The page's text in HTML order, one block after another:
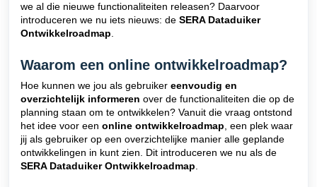
we al die nieuwe functionaliteiten releasen? Daarvoor
introduceren we nu iets nieuws: de SERA Dataduiker
Ontwikkelroadmap
Waarom een online ontwikkelroadmap?
Hoe kunnen we jou als gebruiker eenvoudig en
overzichtelijk informeren over de functionaliteiten die op de
planning staan om te ontwikkelen? Vanuit die vraag ontstond
het idee voor een online ontwikkelroadmap , een plek waar
jij als gebruiker op een overzichtelijke manier alle geplande
ontwikkelingen in kunt zien. Dit introduceren we nu als de
SERA Dataduiker Ontwikkelroadmap